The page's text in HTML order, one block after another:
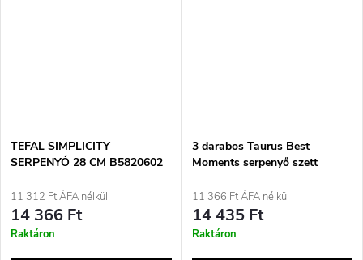
TEFAL SIMPLICITY
SERPENYŐ 28 CM B5820602
11 312 Ft ÁFA nélkül
14 366 Ft
Raktáron
3 darabos Taurus Best
Moments serpenyő szett
11 366 Ft ÁFA nélkül
14 435 Ft
Raktáron